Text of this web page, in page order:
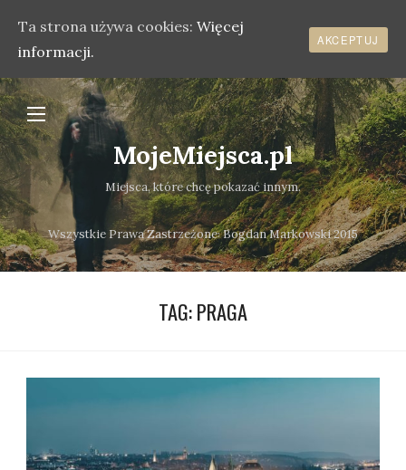
MojeMiejsca.pl
Miejsca, które chcę pokazać innym.
Wszystkie Prawa Zastrzeżone܃ Bogdan Markowski 2015
TAG:PRAGA
Ta strona używa cookies: Więcej
informacji.
AKCEPTUJ